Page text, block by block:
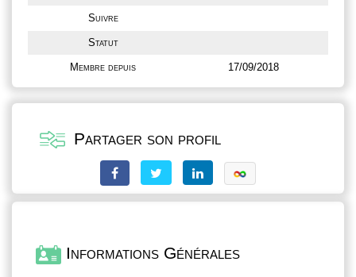
Suivre
Statut
Membre depuis 17/09/2018
Partager son profil
Informations Générales